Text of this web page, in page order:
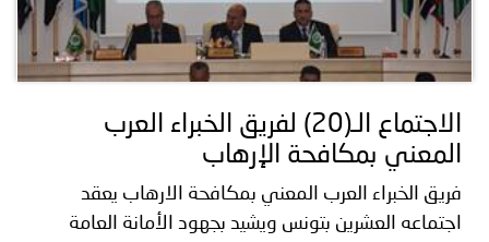
الاجتماع الـ(20) لفريق الخبراء العرب
المعني بمكافحة الإرهاب
فريق الخبراء العرب المعني بمكافحة الارهاب يعقد
اجتماعه العشرين بتونس ويشيد بجهود الأمانة العامة